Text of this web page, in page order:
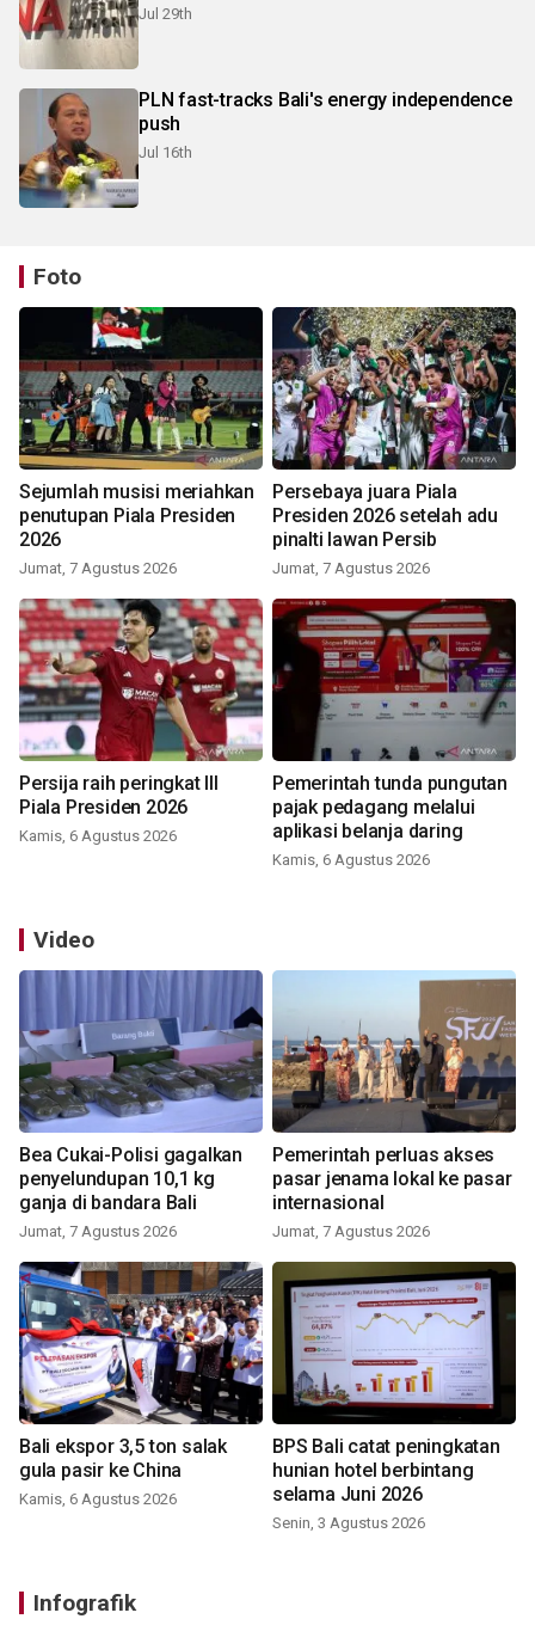
Jul 29th
PLN fast-tracks Bali's energy independence
push
Jul 16th
Foto
Sejumlah musisi meriahkan
penutupan Piala Presiden
2026
Jumat, 7 Agustus 2026
Persebaya juara Piala
Presiden 2026 setelah adu
pinalti lawan Persib
Jumat, 7 Agustus 2026
Persija raih peringkat III
Piala Presiden 2026
Kamis, 6 Agustus 2026
Pemerintah tunda pungutan
pajak pedagang melalui
aplikasi belanja daring
Kamis, 6 Agustus 2026
Video
Bea Cukai-Polisi gagalkan
penyelundupan 10,1 kg
ganja di bandara Bali
Jumat, 7 Agustus 2026
Pemerintah perluas akses
pasar jenama lokal ke pasar
internasional
Jumat, 7 Agustus 2026
Bali ekspor 3,5 ton salak
gula pasir ke China
Kamis, 6 Agustus 2026
BPS Bali catat peningkatan
hunian hotel berbintang
selama Juni 2026
Senin, 3 Agustus 2026
Infografik